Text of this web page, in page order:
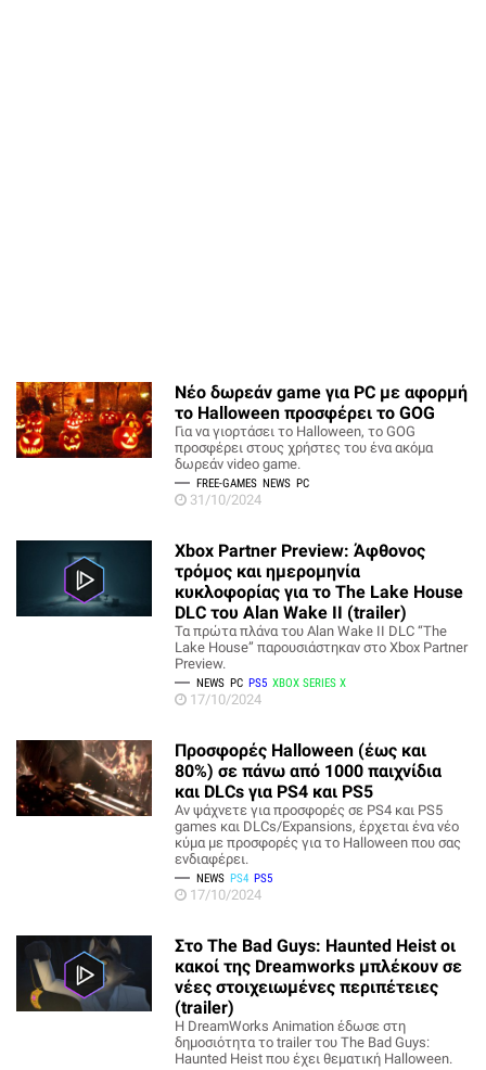
Νέο δωρεάν game για PC με αφορμή
το Halloween προσφέρει το GOG
Για να γιορτάσει το Halloween, το GOG
προσφέρει στους χρήστες του ένα ακόμα
δωρεάν video game.
FREE-GAMES NEWS PC
31/10/2024
Xbox Partner Preview: Άφθονος
τρόμος και ημερομηνία
κυκλοφορίας για το The Lake House
DLC του Alan Wake II (trailer)
Τα πρώτα πλάνα του Alan Wake II DLC “The
Lake House” παρουσιάστηκαν στο Xbox Partner
Preview.
NEWS PC PS5 XBOX SERIES X
17/10/2024
Προσφορές Halloween (έως και
80%) σε πάνω από 1000 παιχνίδια
και DLCs για PS4 και PS5
Αν ψάχνετε για προσφορές σε PS4 και PS5
games και DLCs/Expansions, έρχεται ένα νέο
κύμα με προσφορές για το Halloween που σας
ενδιαφέρει.
NEWS PS4 PS5
17/10/2024
Στο The Bad Guys: Haunted Heist οι
κακοί της Dreamworks μπλέκουν σε
νέες στοιχειωμένες περιπέτειες
(trailer)
Η DreamWorks Animation έδωσε στη
δημοσιότητα το trailer του The Bad Guys:
Haunted Heist που έχει θεματική Halloween.